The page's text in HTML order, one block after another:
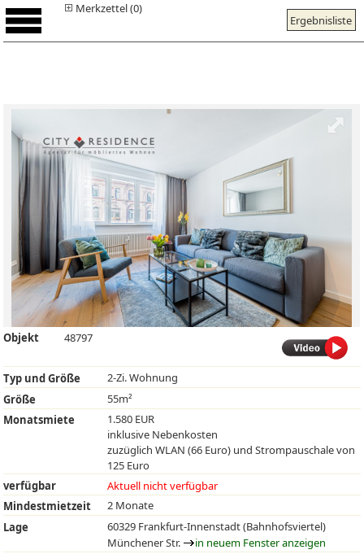
Ergebnisliste
Merkzettel (0)
Objekt 48797
Typ und Größe
2-Zi. Wohnung
Größe
55m²
Monatsmiete
1.580 EUR
inklusive Nebenkosten
zuzüglich WLAN (66 Euro) und Strompauschale von
125 Euro
verfügbar
Aktuell nicht verfügbar
Mindestmietzeit
2 Monate
Lage
60329 Frankfurt-Innenstadt (Bahnhofsviertel)
Münchener Str.
in neuem Fenster anzeigen